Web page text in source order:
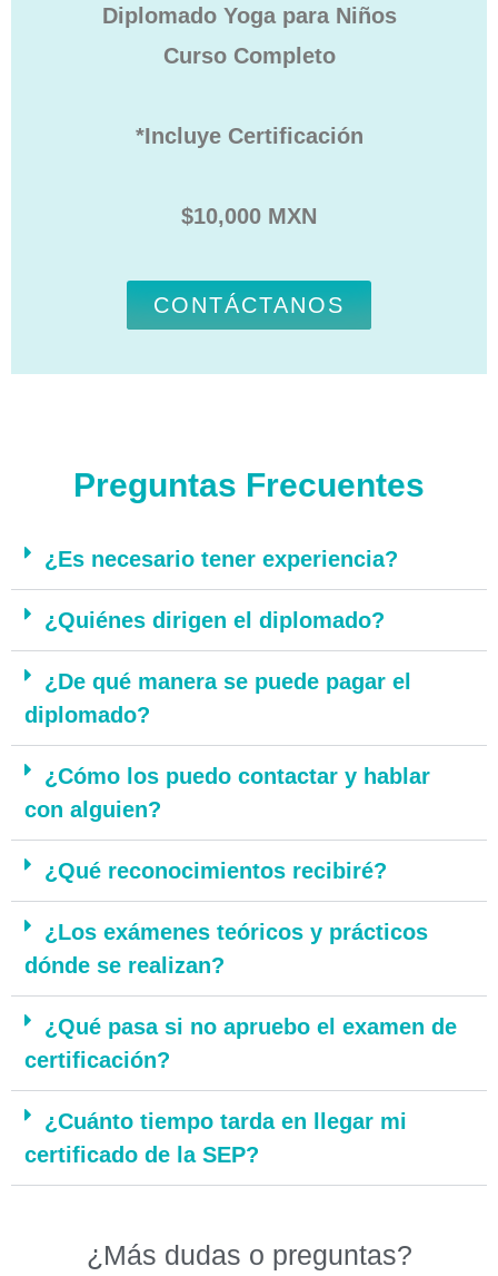
Diplomado Yoga para Niños
Curso Completo
*Incluye Certificación
$10,000 MXN
CONTÁCTANOS
Preguntas Frecuentes
¿Es necesario tener experiencia?
¿Quiénes dirigen el diplomado?
¿De qué manera se puede pagar el
diplomado?
¿Cómo los puedo contactar y hablar
con alguien?
¿Qué reconocimientos recibiré?
¿Los exámenes teóricos y prácticos
dónde se realizan?
¿Qué pasa si no apruebo el examen de
certificación?
¿Cuánto tiempo tarda en llegar mi
certificado de la SEP?
¿Más dudas o preguntas?